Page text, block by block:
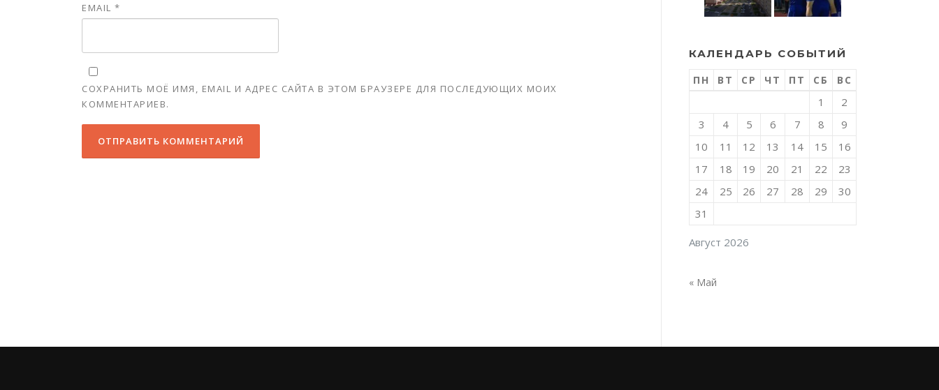
EMAIL *
СОХРАНИТЬ МОЁ ИМЯ, EMAIL И АДРЕС САЙТА В ЭТОМ БРАУЗЕРЕ ДЛЯ ПОСЛЕДУЮЩИХ МОИХ
КОММЕНТАРИЕВ.
КАЛЕНДАРЬ СОБЫТИЙ
Август 2026
ПН ВТ СР ЧТ ПТ СБ ВС
1
2
3
4 5 6 7 8
9
10
11 12 13 14 15
16
17
18 19 20 21 22
23
24
25 26 27 28 29
30
31
« Май